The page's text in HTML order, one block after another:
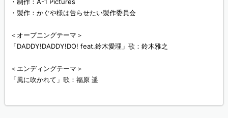
・製作：かぐや様は告らせたい製作委員会
＜オープニングテーマ＞
「DADDY!DADDY!DO! feat.鈴木愛理」歌：鈴木雅之
＜エンディングテーマ＞
「風に吹かれて」歌：福原 遥